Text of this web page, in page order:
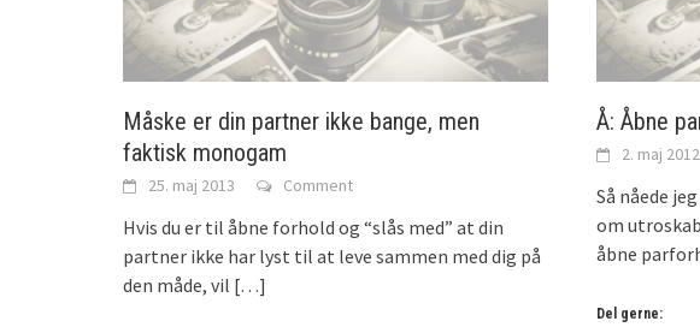
Måske er din partner ikke bange, men
faktisk monogam
25. maj 2013 Comment
Hvis du er til åbne forhold og “slås med” at din
partner ikke har lyst til at leve sammen med dig på
den måde, vil […]
Å: Åbne
2. maj 2012
Så nåede
om
åbne
Del gerne: